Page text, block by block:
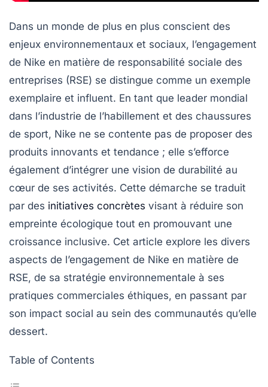
Dans un monde de plus en plus conscient des
enjeux environnementaux et sociaux, l’engagement
de Nike en matière de responsabilité sociale des
entreprises (RSE) se distingue comme un exemple
exemplaire et influent. En tant que leader mondial
dans l’industrie de l’habillement et des chaussures
de sport, Nike ne se contente pas de proposer des
produits innovants et tendance ; elle s’efforce
également d’intégrer une vision de durabilité au
cœur de ses activités. Cette démarche se traduit
par des initiatives concrètes visant à réduire son
empreinte écologique tout en promouvant une
croissance inclusive. Cet article explore les divers
aspects de l’engagement de Nike en matière de
RSE, de sa stratégie environnementale à ses
pratiques commerciales éthiques, en passant par
son impact social au sein des communautés qu’elle
dessert.
Table of Contents